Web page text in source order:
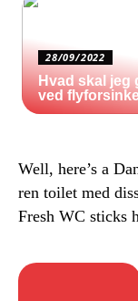
28/09/2022
Hvad skal jeg
ved
Well, here’s a
ren toilet med
Fresh WC sticks